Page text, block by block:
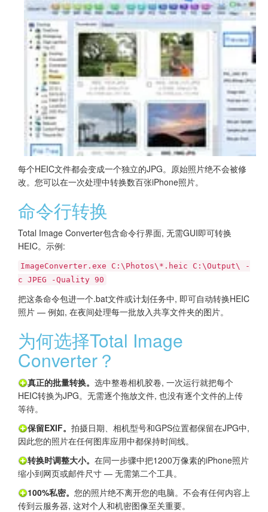
每个HEIC文件都会变成一个独立的JPG。原始照片绝不会被修
改。您可以在一次处理中转换数百张iPhone照片。
命令行转换
Total Image Converter包含命令行界面, 无需GUI即可转换
HEIC。示例:
ImageConverter.exe C:\Photos\*.heic C:\Output\ -
c JPEG -Quality 90
把这条命令包进一个.bat文件或计划任务中, 即可自动转换HEIC
照片 — 例如, 在夜间处理每一批放入共享文件夹的图片。
为何选择Total Image
Converter？
真正的批量转换。 选中整卷相机胶卷, 一次运行就把每个
HEIC转换为JPG。无需逐个拖放文件, 也没有逐个文件的上传
等待。
保留EXIF。 拍摄日期、相机型号和GPS位置都保留在JPG中,
因此您的照片在任何图库应用中都保持时间线。
转换时调整大小。 在同一步骤中把1200万像素的iPhone照片
缩小到网页或邮件尺寸 — 无需第二个工具。
100%私密。 您的照片绝不离开您的电脑。不会有任何内容上
传到云服务器, 这对个人和机密图像至关重要。